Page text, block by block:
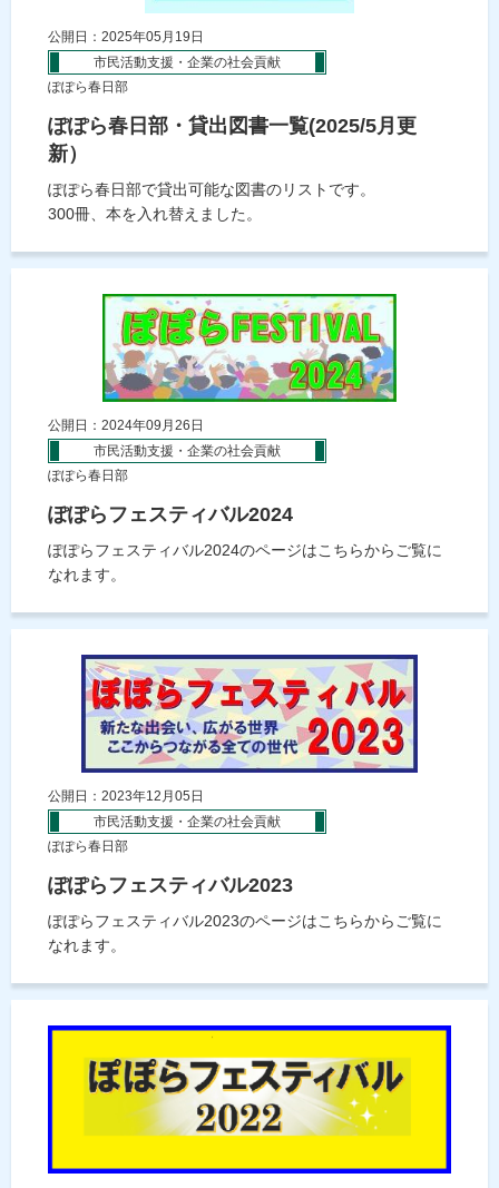
公開日：2025年05月19日
市民活動支援・企業の社会貢献
ぽぽら春日部
ぽぽら春日部・貸出図書一覧(2025/5月更
新）
ぽぽら春日部で貸出可能な図書のリストです。
300冊、本を入れ替えました。
公開日：2024年09月26日
市民活動支援・企業の社会貢献
ぽぽら春日部
ぽぽらフェスティバル2024
ぽぽらフェスティバル2024のページはこちらからご覧に
なれます。
公開日：2023年12月05日
市民活動支援・企業の社会貢献
ぽぽら春日部
ぽぽらフェスティバル2023
ぽぽらフェスティバル2023のページはこちらからご覧に
なれます。